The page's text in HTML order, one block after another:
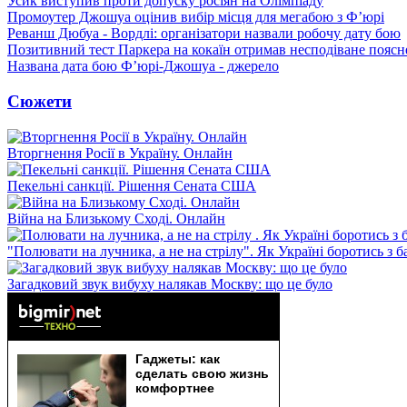
Промоутер Джошуа оцінив вибір місця для мегабою з Ф’юрі
Реванш Дюбуа - Вордлі: організатори назвали робочу дату бою
Позитивний тест Паркера на кокаїн отримав несподіване
Названа дата бою Ф’юрі-Джошуа - джерело
Сюжети
Вторгнення Росії в Україну. Онлайн
Пекельні санкції. Рішення Сената США
Війна на Близькому Сході. Онлайн
"Полювати на лучника, а не на стрілу". Як Україні боротись з
Загадковий звук вибуху налякав Москву: що це було